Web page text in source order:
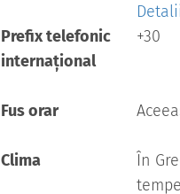
Prefix telefonic
internațional
+30
Fus orar
Clima
În